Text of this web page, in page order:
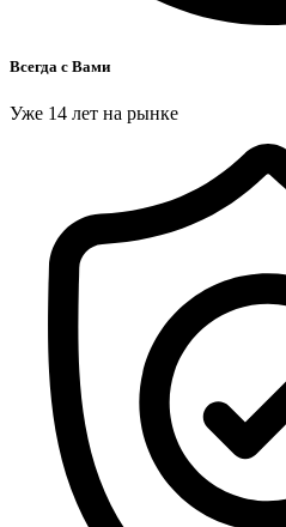
Всегда с Вами
Уже 14 лет на рынке